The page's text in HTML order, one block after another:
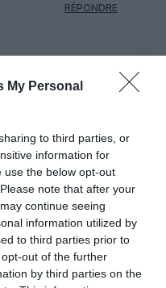
My Personal
to third parties, or
information for
use the below opt-out
note that after your
continue seeing
information utilized by
to third parties prior to
out of the further
by third parties on the
RÉPONDRE
h 41 min
de votre part !
et la plupart de
des outils politiques
servir les
et la fin
organismes qui
pour info)
à capital d’état
que vous